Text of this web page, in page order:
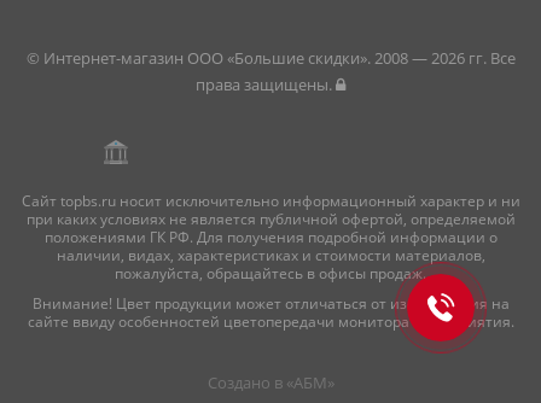
© Интернет-магазин ООО «Большие скидки». 2008 — 2026 гг. Все
права защищены.
Сайт topbs.ru носит исключительно информационный характер и ни
при каких условиях не является публичной офертой, определяемой
положениями ГК РФ. Для получения подробной информации о
наличии, видах, характеристиках и стоимости материалов,
пожалуйста, обращайтесь в офисы продаж.
Внимание! Цвет продукции может отличаться от изображения на
сайте ввиду особенностей цветопередачи монитора и восприятия.
Создано в «АБМ»